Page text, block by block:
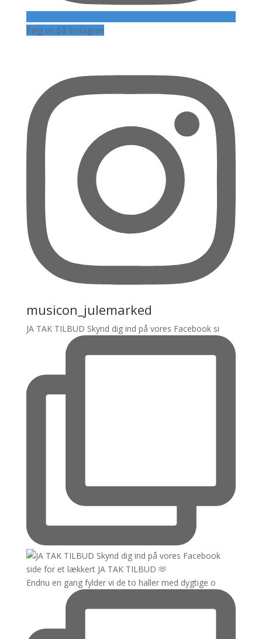
Følg os på Instagran
musicon_julemarked
JA TAK TILBUD Skynd dig ind på vores Facebook si
Endnu en gang fylder vi de to haller med dygtige o